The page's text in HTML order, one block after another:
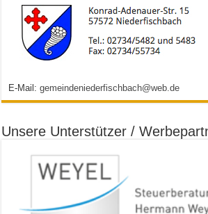
E-Mail:gemeindeniederfischbach@web.de
Unsere Unterstützer /